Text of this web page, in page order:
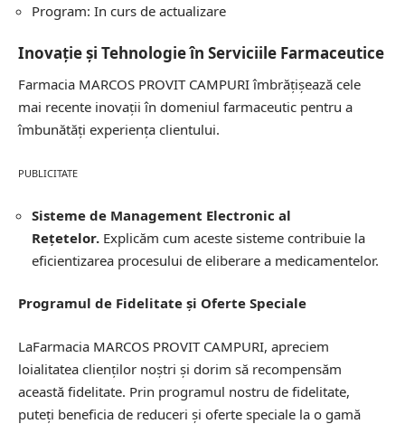
Program: In curs de actualizare
Inovație și Tehnologie în Serviciile Farmaceutice
Farmacia MARCOS PROVIT CAMPURI îmbrățișează cele
mai recente inovații în domeniul farmaceutic pentru a
îmbunătăți experiența clientului.
PUBLICITATE
Sisteme de Management Electronic al
Rețetelor. Explicăm cum aceste sisteme contribuie la
eficientizarea procesului de eliberare a medicamentelor.
Programul de Fidelitate și Oferte Speciale
LaFarmacia MARCOS PROVIT CAMPURI, apreciem
loialitatea clienților noștri și dorim să recompensăm
această fidelitate. Prin programul nostru de fidelitate,
puteți beneficia de reduceri și oferte speciale la o gamă